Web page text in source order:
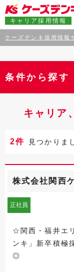
キャリア採用情報
ケーズデンキ採用情報
条件から探す
キャリア
2件 見つかりま
株式会社関西
正社員
☆関西・福井エ
ンキ」新卒積極
◎